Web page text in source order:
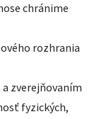
chránime
rozhrania
zverejňovaním
fyzických,